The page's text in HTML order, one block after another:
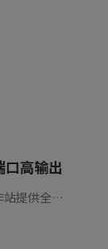
高输出
这款170W USB-C适配器为您的移动工作站提供全功率以及高端游戏笔记本电脑。使用第三代GaN芯片和先进的AHB拓扑结构，结构紧凑，功率超高密度。内置多种保护措施，确保安全耐用充电。